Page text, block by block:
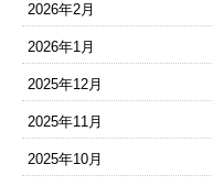
2026年2月
2026年1月
2025年12月
2025年11月
2025年10月